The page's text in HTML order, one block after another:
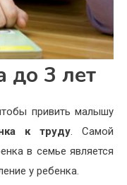
до 3 лет
привить малышу
к труду. Самой
в семье является
у ребенка.